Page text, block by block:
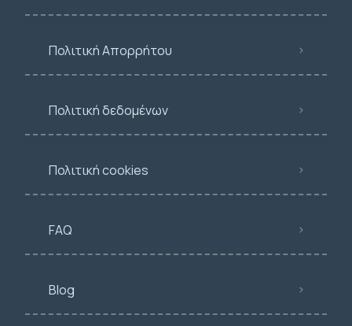
Πολιτική Απορρήτου
Πολιτική δεδομένων
Πολιτική cookies
FAQ
Blog